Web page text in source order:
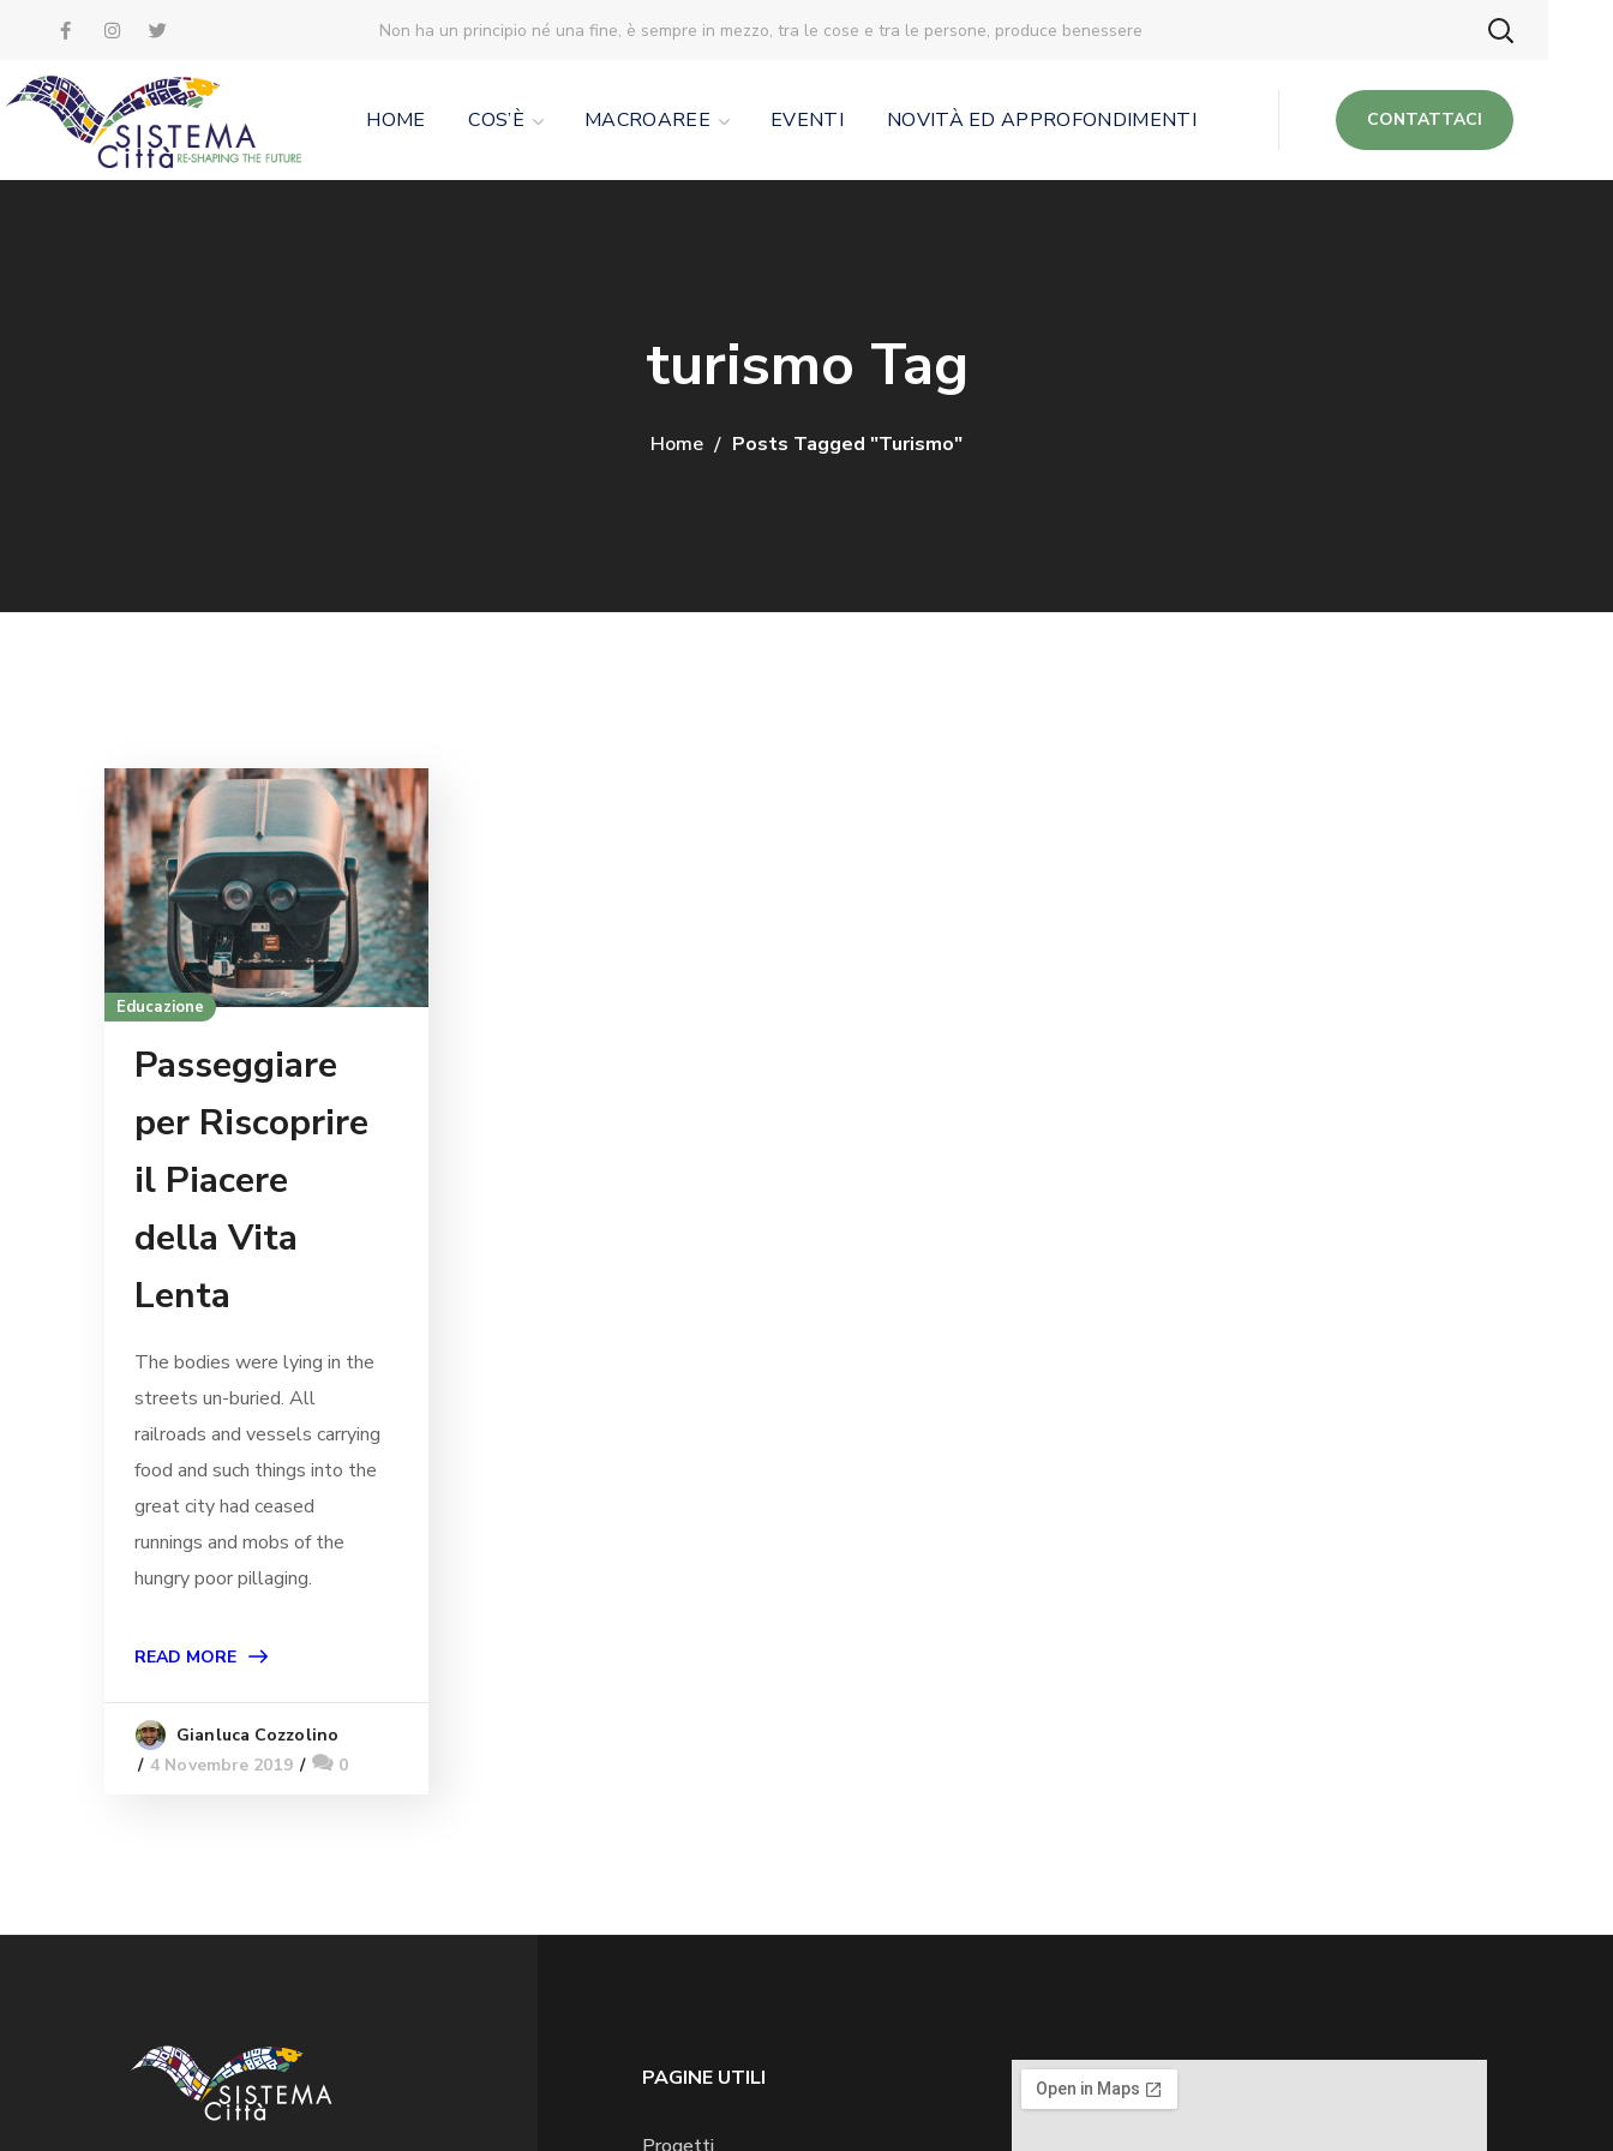
Non ha un principio né una fine, è sempre in mezzo, tra le cose e tra le persone, produce benessere
HOME COS’È MACROAREE EVENTI NOVITÀ ED APPROFONDIMENTI CONTATTACI
turismo Tag
Home Posts Tagged "turismo"
Educazione
Passeggiare
per Riscoprire
il Piacere
della Vita
Lenta
The bodies were lying in the
streets un-buried. All
railroads and vessels carrying
food and such things into the
great city had ceased
runnings and mobs of the
hungry poor pillaging.
READ MORE
Gianluca Cozzolino
4 Novembre 2019
0
PAGINE UTILI